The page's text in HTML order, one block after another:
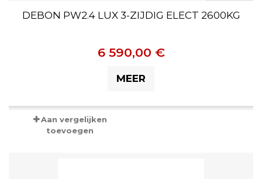
DEBON PW2.4 LUX 3-ZIJDIG ELECT 2600KG
6 590,00 €
MEER
Aan vergelijken
toevoegen